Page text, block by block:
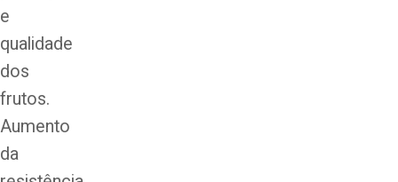
e
qualidade
dos
frutos.
Aumento
da